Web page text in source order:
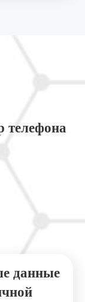
телефона
данные